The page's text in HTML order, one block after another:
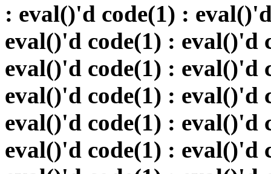
: eval()'d code(1) :
eval()'d code(1) : eval()'d
eval()'d code(1) : eval()'d
eval()'d code(1) : eval()'d
eval()'d code(1) : eval()'d
eval()'d code(1) : eval()'d